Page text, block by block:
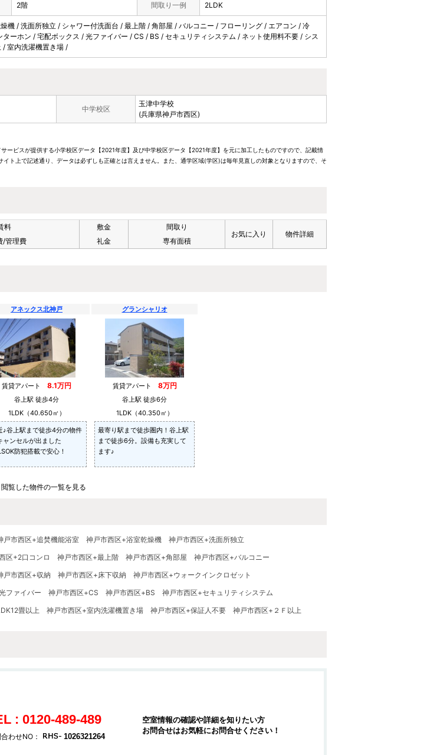
2階 間取り一例 2LDK
機 / 洗面所独立 / シャワー付洗面台 / 最上階 / 角部屋 / バルコニー / フローリング / エアコン / 冷
ーホン / 宅配ボックス / 光ファイバー / CS / BS / セキュリティシステム / ネット使用料不要 / シス
室内洗濯機置き場 /
中学校区
玉津中学校
(兵庫県神戸市西区)
ービスが提供する小学校区データ【2021年度】及び中学校区データ【2021年度】を元に加工したものですので、記載情
ト上で記述通り、データは必ずしも正確とは言えません。また、通学区域(学区)は毎年見直しの対象となりますので、そ
料
/管理費
敷金
礼金
間取り
専有面積
お気に入り 物件詳細
アネックス北神戸
賃貸アパート 8.1万円
谷上駅 徒歩4分
1LDK（40.650㎡）
♪谷上駅まで徒歩4分の物件
ャンセルが出ました
防犯搭載で安心！
グランシャリオ
賃貸アパート 8万円
谷上駅 徒歩6分
1LDK（40.350㎡）
最寄り駅まで徒歩圏内！谷上駅
まで徒歩6分。設備も充実して
ます♪
閲覧した物件の一覧を見る
戸市西区+追焚機能浴室 神戸市西区+浴室乾燥機
神戸市西区+洗面所独立
区+2口コンロ 神戸市西区+最上階 神戸市西区+角部屋
神戸市西区+バルコニー
戸市西区+収納 神戸市西区+床下収納
神戸市西区+ウォークインクロゼット
ファイバー 神戸市西区+CS 神戸市西区+BS
神戸市西区+セキュリティシステム
畳以上 神戸市西区+室内洗濯機置き場 神戸市西区+保証人不要 神戸市西区+２Ｆ以上
: 0120-489-489
わせNO： 1026321264
空室情報の確認や詳細を知りたい方
お問合せはお気軽にお問合せください！